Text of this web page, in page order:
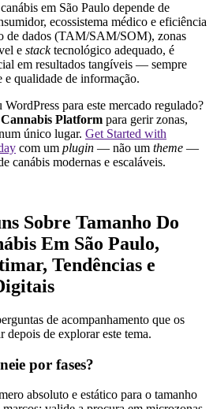
em São Paulo depende de
ecossistema médico e eficiência
de dados (TAM/SAM/SOM), zonas
e stacktecnológico adequado, é
em resultados tangíveis — sempre
qualidade de informação.
para este mercado regulado?
Platform para gerir zonas,
único lugar. Get Started with
com um plugin — não um theme —
canábis modernas e escaláveis.
Sobre Tamanho Do
Em São Paulo,
Tendências e
de acompanhamento que os
depois de explorar este tema.
por fases?
absoluto e estático para o tamanho